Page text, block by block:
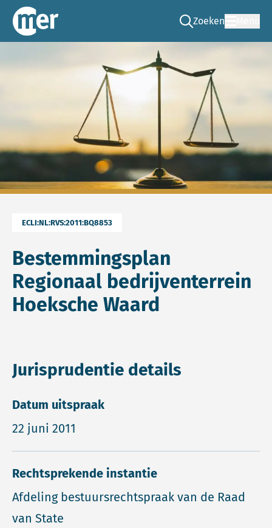
Commissie mer
Zoeken
Ga naar de zoek
ECLI:NL:RVS:2011:BQ8853
Bestemmingsplan
Regionaal bedrijventerrein
Hoeksche Waard
Jurisprudentie details
Datum uitspraak
22 juni 2011
Rechtsprekende instantie
Afdeling bestuursrechtspraak van de Raad
van State